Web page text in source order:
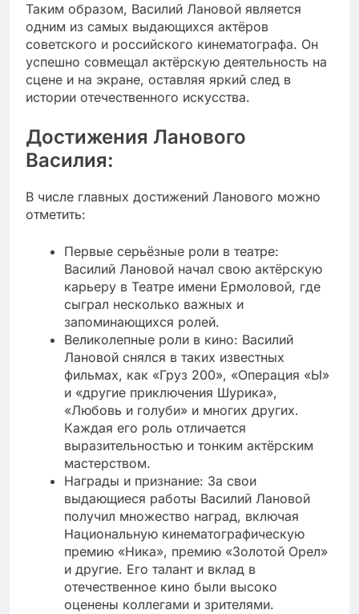
Таким образом, Василий Лановой является
одним из самых выдающихся актёров
советского и российского кинематографа. Он
успешно совмещал актёрскую деятельность на
сцене и на экране, оставляя яркий след в
истории отечественного искусства.
Достижения Ланового
Василия:
В числе главных достижений Ланового можно
отметить:
Первые серьёзные роли в театре:
Василий Лановой начал свою актёрскую
карьеру в Театре имени Ермоловой, где
сыграл несколько важных и
запоминающихся ролей.
Великолепные роли в кино: Василий
Лановой снялся в таких известных
фильмах, как «Груз 200», «Операция «Ы»
и «другие приключения Шурика»,
«Любовь и голуби» и многих других.
Каждая его роль отличается
выразительностью и тонким актёрским
мастерством.
Награды и признание: За свои
выдающиеся работы Василий Лановой
получил множество наград, включая
Национальную кинематографическую
премию «Ника», премию «Золотой Орел»
и другие. Его талант и вклад в
отечественное кино были высоко
оценены коллегами и зрителями.